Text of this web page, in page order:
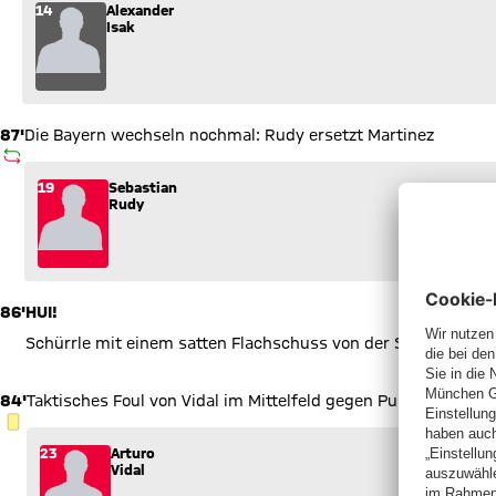
Wechsel: Alexander Isak (14) kommt für Jeremy Toljan (15)
14
Alexander
Isak
87'
AUSWECHSLUNG
Die Bayern wechseln nochmal: Rudy ersetzt Martinez
Wechsel: Sebastian Rudy (19) kommt für Javi Martínez (8)
19
Sebastian
Rudy
86'HUI!
Schürrle mit einem satten Flachschuss von der
84'
GELBE KARTE
Taktisches Foul von Vidal im Mittelfeld gegen Pulisic - gelbe
23
Arturo
Vidal